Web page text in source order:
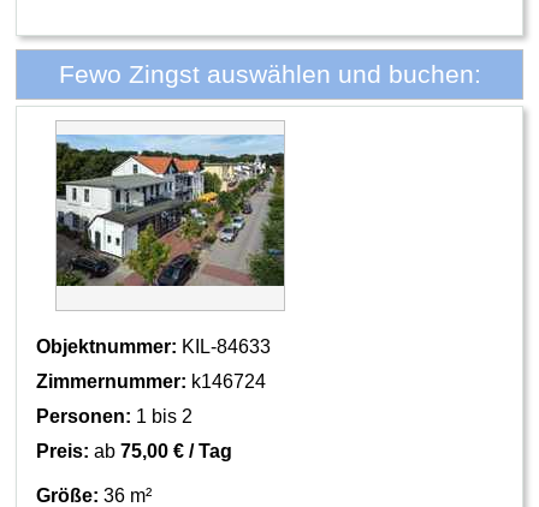
Fewo Zingst auswählen und buchen:
Objektnummer: KIL-84633
Zimmernummer: k146724
Personen: 1 bis 2
Preis: ab75,00 € / Tag
Größe: 36 m²